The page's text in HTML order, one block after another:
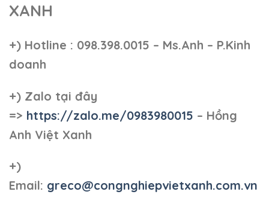
XANH
+) Hotline : 098.398.0015 – Ms.Anh – P.Kinh
doanh
+) Zalo tại đây
=> https://zalo.me/0983980015 – Hồng
Anh Việt Xanh
+)
Email: greco@congnghiepvietxanh.com.vn